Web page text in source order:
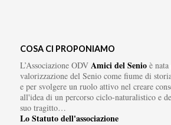
COSA CI PROPONIAMO
L’Associazione ODV Amici del Senioè nata
valorizzazione del Senio come fiume di
e per svolgere un ruolo attivo nel creare
all'idea di un percorso ciclo-naturalistico e
suo tragitto…
Lo Statuto dell'associazione